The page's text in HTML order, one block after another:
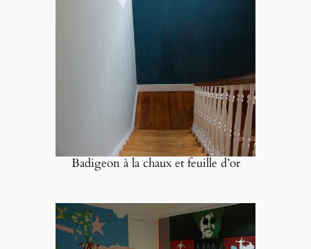
Badigeon à la chaux et feuille d’or